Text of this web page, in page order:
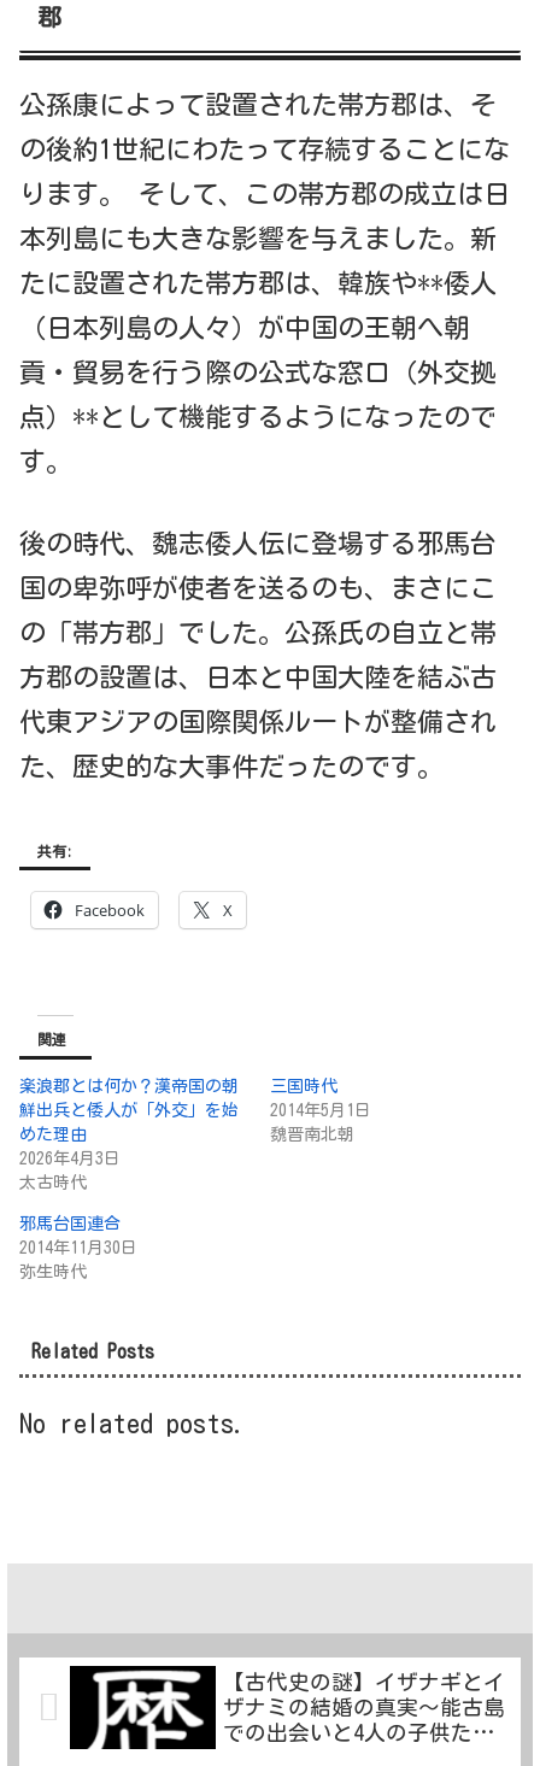
郡
公孫康によって設置された帯方郡は、そ
の後約1世紀にわたって存続することにな
ります。 そして、この帯方郡の成立は日
本列島にも大きな影響を与えました。新
たに設置された帯方郡は、韓族や**倭人
（日本列島の人々）が中国の王朝へ朝
貢・貿易を行う際の公式な窓口（外交拠
点）**として機能するようになったので
す。
後の時代、魏志倭人伝に登場する邪馬台
国の卑弥呼が使者を送るのも、まさにこ
の「帯方郡」でした。公孫氏の自立と帯
方郡の設置は、日本と中国大陸を結ぶ古
代東アジアの国際関係ルートが整備され
た、歴史的な大事件だったのです。
共有:
Facebook X
関連
楽浪郡とは何か？漢帝国の朝
鮮出兵と倭人が「外交」を始
めた理由
2026年4月3日
太古時代
三国時代
2014年5月1日
魏晋南北朝
邪馬台国連合
2014年11月30日
弥生時代
Related Posts
No related posts.
【古代史の謎】イザナギとイ
ザナミの結婚の真実～能古島
での出会いと4人の子供たち